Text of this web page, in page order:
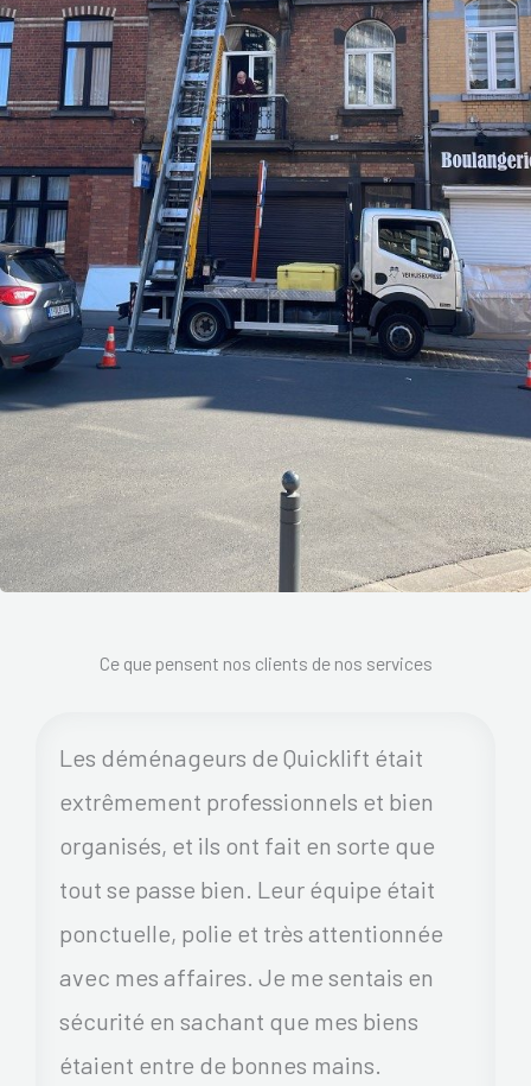
Ce que pensent nos clients de nos services
Les déménageurs de Quicklift était
extrêmement professionnels et bien
organisés, et ils ont fait en sorte que
tout se passe bien. Leur équipe était
ponctuelle, polie et très attentionnée
avec mes affaires. Je me sentais en
sécurité en sachant que mes biens
étaient entre de bonnes mains.